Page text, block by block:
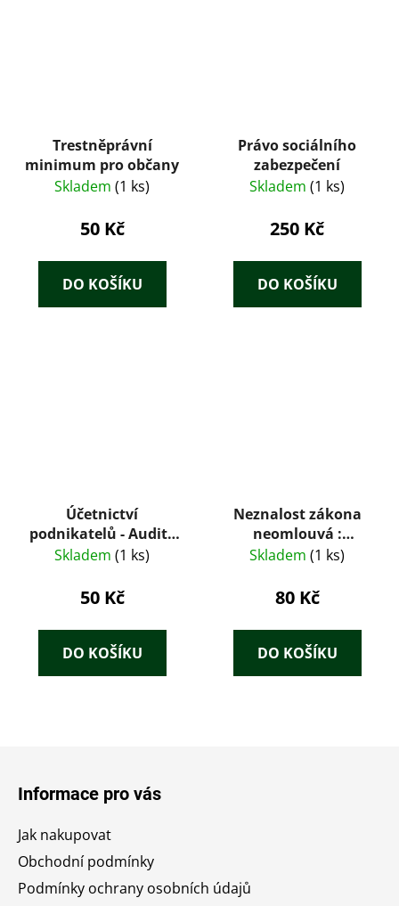
Trestněprávní
minimum pro občany
Skladem (1 ks)
50 Kč
DO KOŠÍKU
Právo sociálního
zabezpečení
Skladem (1 ks)
250 Kč
DO KOŠÍKU
Účetnictví
podnikatelů - Audit -
podle stavu k
Skladem (1 ks)
50 Kč
DO KOŠÍKU
Neznalost zákona
neomlouvá :
průvodce džunglí
Skladem (1 ks)
80 Kč
DO KOŠÍKU
Informace pro vás
Jak nakupovat
Obchodní podmínky
Podmínky ochrany osobních údajů